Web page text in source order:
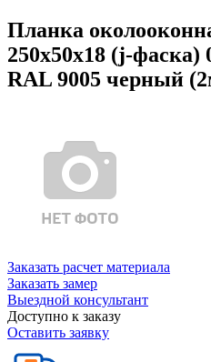
Планка
250х50х18 (j-фаска)
RAL 9005 черный
Заказать расчет материала
Заказать замер
Выездной консультант
Доступно к заказу
Оставить заявку